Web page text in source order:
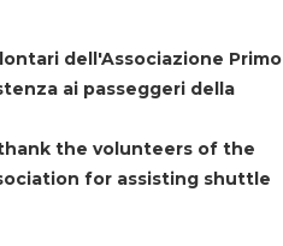
dell'Associazione Primo
ai passeggeri della
the volunteers of the
for assisting shuttle